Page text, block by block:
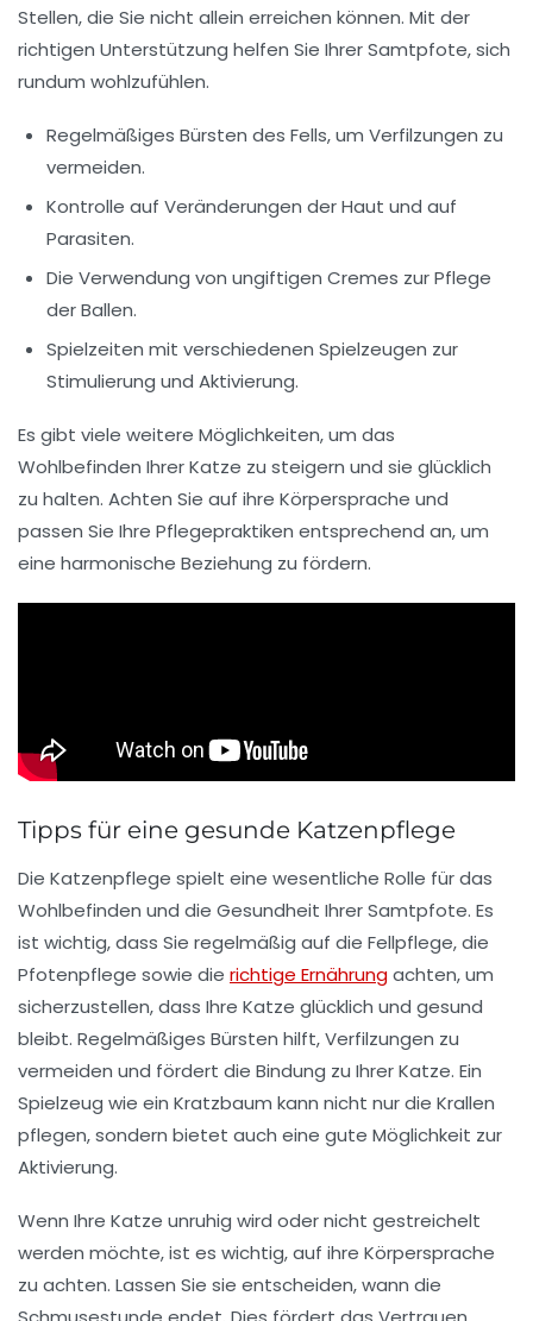
Stellen, die Sie nicht allein erreichen können. Mit der
richtigen Unterstützung helfen Sie Ihrer Samtpfote, sich
rundum wohlzufühlen.
Regelmäßiges Bürsten des Fells, um Verfilzungen zu
vermeiden.
Kontrolle auf Veränderungen der Haut und auf
Parasiten.
Die Verwendung von ungiftigen Cremes zur Pflege
der Ballen.
Spielzeiten mit verschiedenen Spielzeugen zur
Stimulierung und Aktivierung.
Es gibt viele weitere Möglichkeiten, um das
Wohlbefinden Ihrer Katze zu steigern und sie glücklich
zu halten. Achten Sie auf ihre Körpersprache und
passen Sie Ihre Pflegepraktiken entsprechend an, um
eine harmonische Beziehung zu fördern.
Tipps für eine gesunde Katzenpflege
Die Katzenpflege spielt eine wesentliche Rolle für das
Wohlbefinden und die Gesundheit Ihrer Samtpfote. Es
ist wichtig, dass Sie regelmäßig auf die Fellpflege, die
Pfotenpflege sowie die richtige Ernährungachten, um
sicherzustellen, dass Ihre Katze glücklich und gesund
bleibt. Regelmäßiges Bürsten hilft, Verfilzungen zu
vermeiden und fördert die Bindung zu Ihrer Katze. Ein
Spielzeug wie ein Kratzbaum kann nicht nur die Krallen
pflegen, sondern bietet auch eine gute Möglichkeit zur
Aktivierung.
Wenn Ihre Katze unruhig wird oder nicht gestreichelt
werden möchte, ist es wichtig, auf ihre Körpersprache
zu achten. Lassen Sie sie entscheiden, wann die